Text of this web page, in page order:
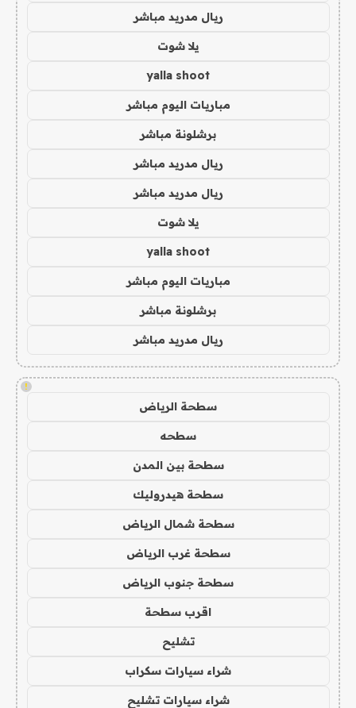
ريال مدريد مباشر
يلا شوت
yalla shoot
مباريات اليوم مباشر
برشلونة مباشر
ريال مدريد مباشر
ريال مدريد مباشر
يلا شوت
yalla shoot
مباريات اليوم مباشر
برشلونة مباشر
ريال مدريد مباشر
!
سطحة الرياض
سطحه
سطحة بين المدن
سطحة هيدروليك
سطحة شمال الرياض
سطحة غرب الرياض
سطحة جنوب الرياض
اقرب سطحة
تشليح
شراء سيارات سكراب
شراء سيارات تشليح